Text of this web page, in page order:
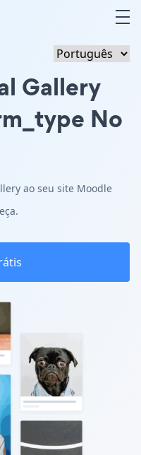
Gallery
No
ao seu site Moodle